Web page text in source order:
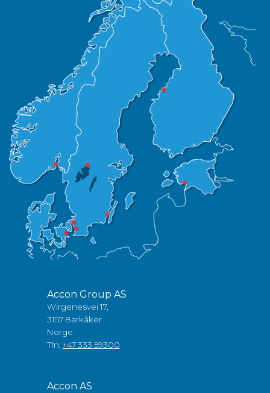
Accon Group AS
Wirgenesvei 17,
3157 Barkåker
Norge
Tfn: +47 333 59300
Accon AS